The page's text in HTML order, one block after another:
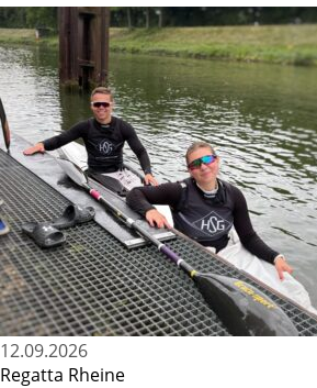
12.09.2026
Regatta Rheine